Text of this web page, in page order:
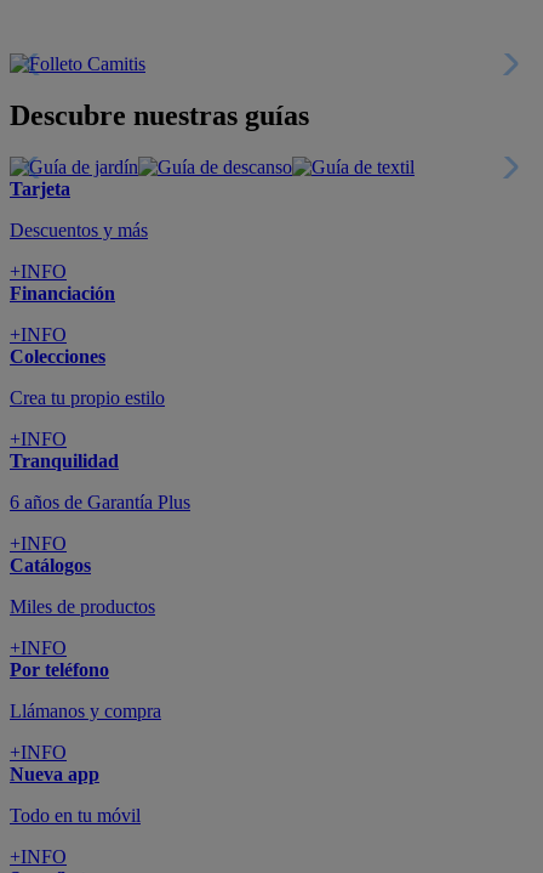
Descubre nuestras guías
Tarjeta
Descuentos y más
+INFO
Financiación
+INFO
Colecciones
Crea tu propio estilo
+INFO
Tranquilidad
6 años de Garantía Plus
+INFO
Catálogos
Miles de productos
+INFO
Por teléfono
Llámanos y compra
+INFO
Nueva app
Todo en tu móvil
+INFO